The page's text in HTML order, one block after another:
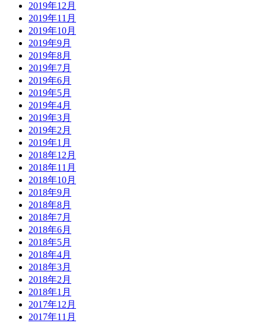
2019年12月
2019年11月
2019年10月
2019年9月
2019年8月
2019年7月
2019年6月
2019年5月
2019年4月
2019年3月
2019年2月
2019年1月
2018年12月
2018年11月
2018年10月
2018年9月
2018年8月
2018年7月
2018年6月
2018年5月
2018年4月
2018年3月
2018年2月
2018年1月
2017年12月
2017年11月